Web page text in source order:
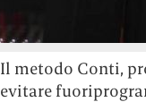
Il metodo Conti,
evitare